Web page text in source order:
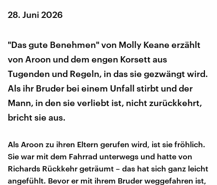
28. Juni 2026
"Das gute Benehmen" von Molly Keane erzählt
von Aroon und dem engen Korsett aus
Tugenden und Regeln, in das sie gezwängt wird.
Als ihr Bruder bei einem Unfall stirbt und der
Mann, in den sie verliebt ist, nicht zurückkehrt,
bricht sie aus.
Als Aroon zu ihren Eltern gerufen wird, ist sie fröhlich.
Sie war mit dem Fahrrad unterwegs und hatte von
Richards Rückkehr geträumt – das hat sich ganz leicht
angefühlt. Bevor er mit ihrem Bruder weggefahren ist,